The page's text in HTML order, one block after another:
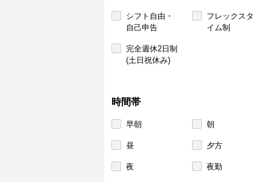
シフト自由・
自己申告
フレックスタ
イム制
完全週休2日制
(土日祝休み)
時間帯
早朝 朝
昼 夕方
夜 夜勤